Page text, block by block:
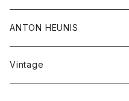
ANTON HEUNIS
Vintage